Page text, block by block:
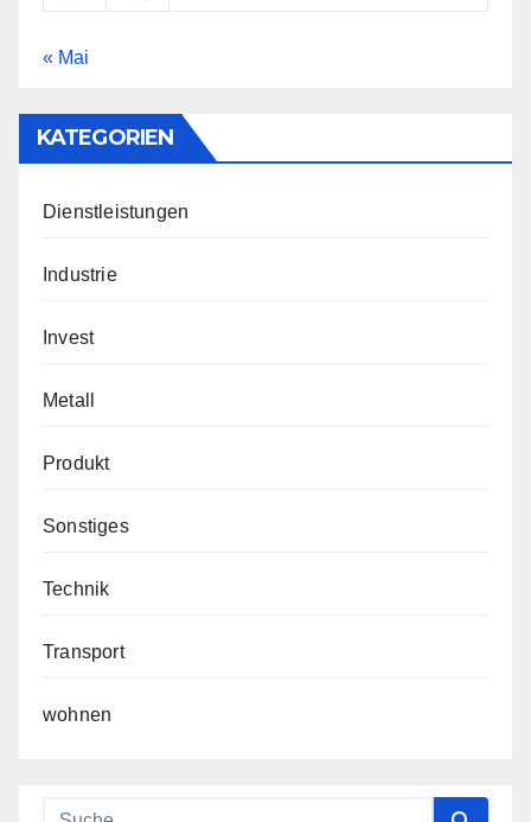
« Mai
KATEGORIEN
Dienstleistungen
Industrie
Invest
Metall
Produkt
Sonstiges
Technik
Transport
wohnen